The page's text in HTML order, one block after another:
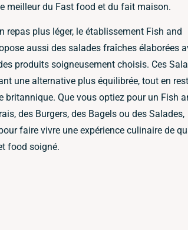
meilleur du Fast food et du fait maison.
repas plus léger, le établissement Fish and
aussi des salades fraîches élaborées
produits soigneusement choisis. Ces
une alternative plus équilibrée, tout en
britannique. Que vous optiez pour un Fish
des Burgers, des Bagels ou des Salades,
faire vivre une expérience culinaire de
food soigné.